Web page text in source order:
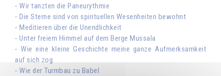
⁃ Wir tanzten die Paneurythmie
⁃ Die Sterne sind von spirituellen Wesenheiten bewohnt
⁃ Meditieren über die Unendlichkeit
⁃ Unter freiem Himmel auf dem Berge Mussala
⁃ Wie eine kleine Geschichte meine ganze Aufmerksamkeit
auf sich zog
⁃ Wie der Turmbau zu Babel